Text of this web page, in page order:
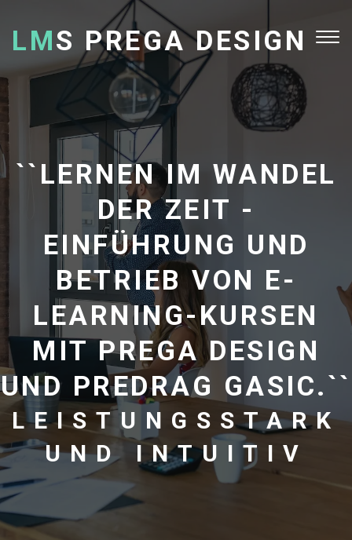
LMS PREGA DESIGN
``LERNEN IM WANDEL
DER ZEIT -
EINFÜHRUNG UND
BETRIEB VON E-
LEARNING-KURSEN
MIT PREGA DESIGN
UND PREDRAG GASIC.``
LEISTUNGSSTARK
UND INTUITIV